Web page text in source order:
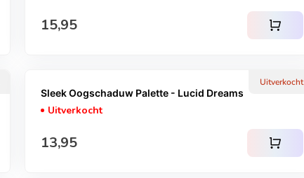
Normale prijs
15,95 shopping_cart
Uitverkocht
Sleek Oogschaduw Palette - Lucid Dreams
Uitverkocht
Normale prijs
13,95 shopping_cart